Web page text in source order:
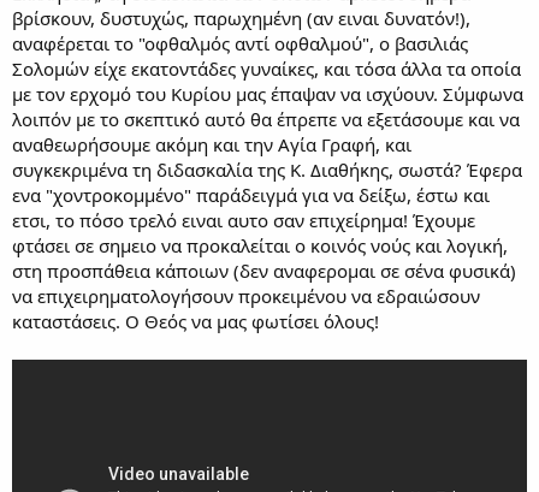
Μήπως δηλαδή αυτό που περιμένεις να γίνει έχει γίνει ήδη με το
αντίθετο όμως αποτέλεσμα; Οι πατέρες δηλαδή να το απέρριψαν;
βρίσκουν, δυστυχώς, παρωχημένη (αν ειναι δυνατόν!),
αναφέρεται το "οφθαλμός αντί οφθαλμού", ο βασιλιάς
Σολομών είχε εκατοντάδες γυναίκες, και τόσα άλλα τα οποία
με τον ερχομό του Κυρίου μας έπαψαν να ισχύουν. Σύμφωνα
λοιπόν με το σκεπτικό αυτό θα έπρεπε να εξετάσουμε και να
αναθεωρήσουμε ακόμη και την Αγία Γραφή, και
συγκεκριμένα τη διδασκαλία της Κ. Διαθήκης, σωστά? Έφερα
ενα "χοντροκομμένο" παράδειγμά για να δείξω, έστω και
ετσι, το πόσο τρελό ειναι αυτο σαν επιχείρημα! Έχουμε
φτάσει σε σημειο να προκαλείται ο κοινός νούς και λογική,
στη προσπάθεια κάποιων (δεν αναφερομαι σε σένα φυσικά)
να επιχειρηματολογήσουν προκειμένου να εδραιώσουν
καταστάσεις. Ο Θεός να μας φωτίσει όλους!